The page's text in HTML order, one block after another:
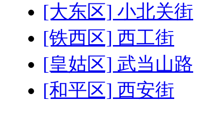
[大东区] 小北关街
[铁西区] 西工街
[皇姑区] 武当山路
[和平区] 西安街